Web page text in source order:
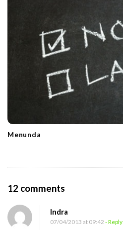
Menunda
12 comments
H
Indra
07/04/2013 at 09:42 - Reply